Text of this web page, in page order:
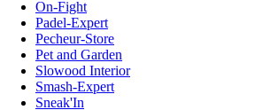
On-Fight
Padel-Expert
Pecheur-Store
Pet and Garden
Slowood Interior
Smash-Expert
Sneak'In